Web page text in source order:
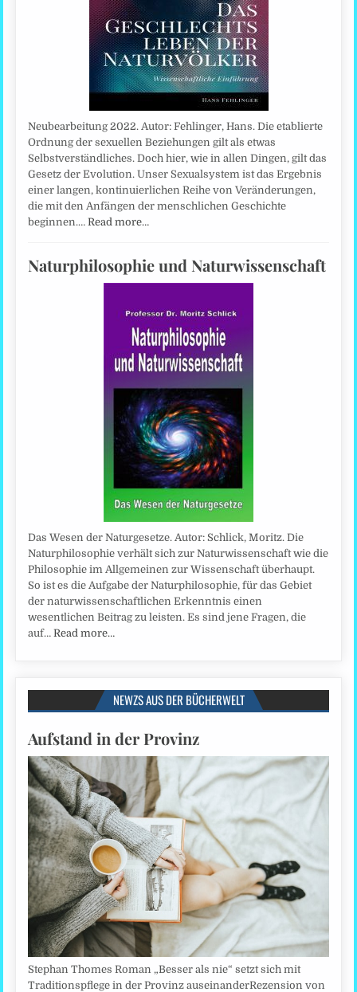
Neubearbeitung 2022. Autor: Fehlinger, Hans. Die etablierte
Ordnung der sexuellen Beziehungen gilt als etwas
Selbstverständliches. Doch hier, wie in allen Dingen, gilt das
Gesetz der Evolution. Unser Sexualsystem ist das Ergebnis
einer langen, kontinuierlichen Reihe von Veränderungen,
die mit den Anfängen der menschlichen Geschichte
beginnen.…Read more…
Naturphilosophie und Naturwissenschaft
Das Wesen der Naturgesetze. Autor: Schlick, Moritz. Die
Naturphilosophie verhält sich zur Naturwissenschaft wie die
Philosophie im Allgemeinen zur Wissenschaft überhaupt.
So ist es die Aufgabe der Naturphilosophie, für das Gebiet
der naturwissenschaftlichen Erkenntnis einen
wesentlichen Beitrag zu leisten. Es sind jene Fragen, die
auf…Read more…
NEWZS AUS DER BÜCHERWELT
Aufstand in der Provinz
Stephan Thomes Roman „Besser als nie“ setzt sich mit
Traditionspflege in der Provinz auseinanderRezension von